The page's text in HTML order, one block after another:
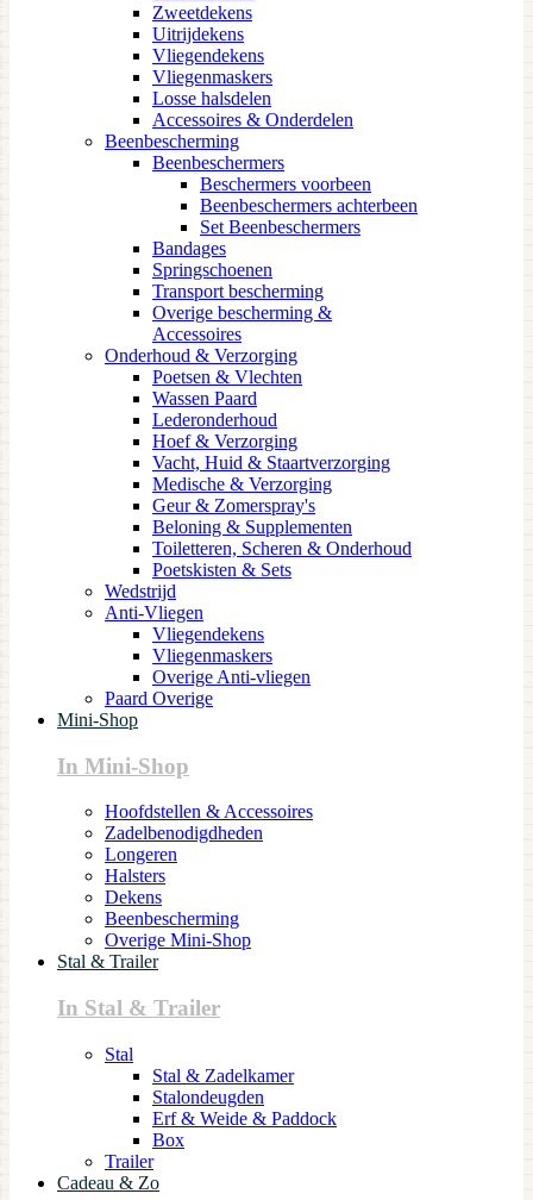
Zweetdekens
Uitrijdekens
Vliegendekens
Vliegenmaskers
Losse halsdelen
Accessoires & Onderdelen
Beenbescherming
Beenbeschermers
Beschermers voorbeen
Beenbeschermers achterbeen
Set Beenbeschermers
Bandages
Springschoenen
Transport bescherming
Overige bescherming &
Accessoires
Onderhoud & Verzorging
Poetsen & Vlechten
Wassen Paard
Lederonderhoud
Hoef & Verzorging
Vacht, Huid & Staartverzorging
Medische & Verzorging
Geur & Zomerspray's
Beloning & Supplementen
Toiletteren, Scheren & Onderhoud
Poetskisten & Sets
Wedstrijd
Anti-Vliegen
Vliegendekens
Vliegenmaskers
Overige Anti-vliegen
Paard Overige
Mini-Shop
In Mini-Shop
Hoofdstellen & Accessoires
Zadelbenodigdheden
Longeren
Halsters
Dekens
Beenbescherming
Overige Mini-Shop
Stal & Trailer
In Stal & Trailer
Stal
Stal & Zadelkamer
Stalondeugden
Erf & Weide & Paddock
Box
Trailer
Cadeau & Zo